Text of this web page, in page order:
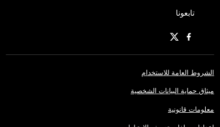
تابعونا
الشروط العامة للاستخدام
ميثاق حماية البيانات الشخصية
معلومات قانونية